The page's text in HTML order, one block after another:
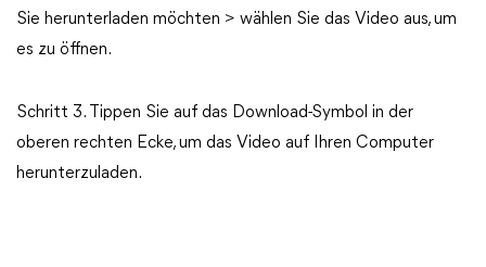
Sie herunterladen möchten > wählen Sie das Video aus, um
es zu öffnen.
Schritt 3. Tippen Sie auf das Download-Symbol in der
oberen rechten Ecke, um das Video auf Ihren Computer
herunterzuladen.